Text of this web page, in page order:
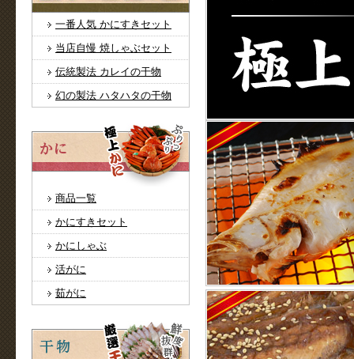
一番人気 かにすきセット
当店自慢 焼しゃぶセット
伝統製法 カレイの干物
幻の製法 ハタハタの干物
商品一覧
かにすきセット
かにしゃぶ
活がに
茹がに